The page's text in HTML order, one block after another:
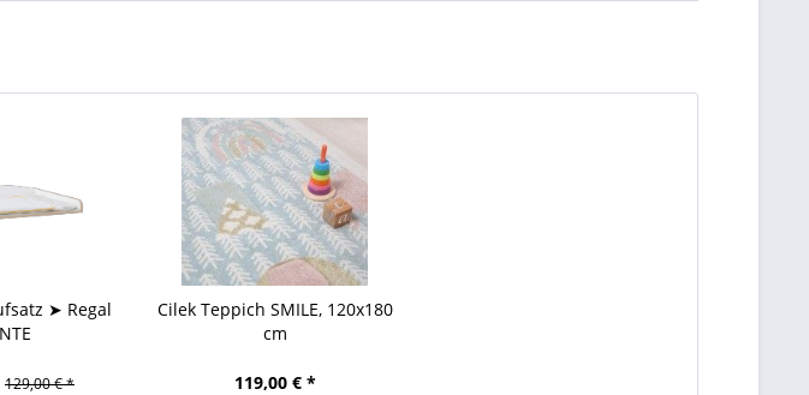
➤ Regal
129,00 € *
Cilek Teppich SMILE, 120x180
cm
119,00 € *